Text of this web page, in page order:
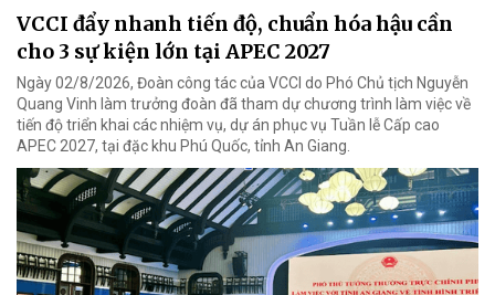
VCCI đẩy nhanh tiến độ, chuẩn hóa hậu cần
cho 3 sự kiện lớn tại APEC 2027
Ngày 02/8/2026, Đoàn công tác của VCCI do Phó Chủ tịch Nguyễn
Quang Vinh làm trưởng đoàn đã tham dự chương trình làm việc về
tiến độ triển khai các nhiệm vụ, dự án phục vụ Tuần lễ Cấp cao
APEC 2027, tại đặc khu Phú Quốc, tỉnh An Giang.